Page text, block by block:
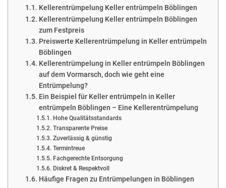
Kellerentrümpelung Keller entrümpeln Böblingen
Kellerentrümpelung Keller entrümpeln Böblingen
zum Festpreis
Preiswerte Kellerentrümpelung in Keller entrümpeln
Böblingen
Kellerentrümpelung in Keller entrümpeln Böblingen
auf dem Vormarsch, doch wie geht eine
Entrümpelung?
Ein Beispiel für Keller entrümpeln in Keller
entrümpeln Böblingen – Eine Kellerentrümpelung
Hohe Qualitätsstandards
Transparente Preise
Zuverlässig & günstig
Termintreue
Fachgerechte Entsorgung
Diskret & Respektvoll
Häufige Fragen zu Entrümpelungen in Böblingen